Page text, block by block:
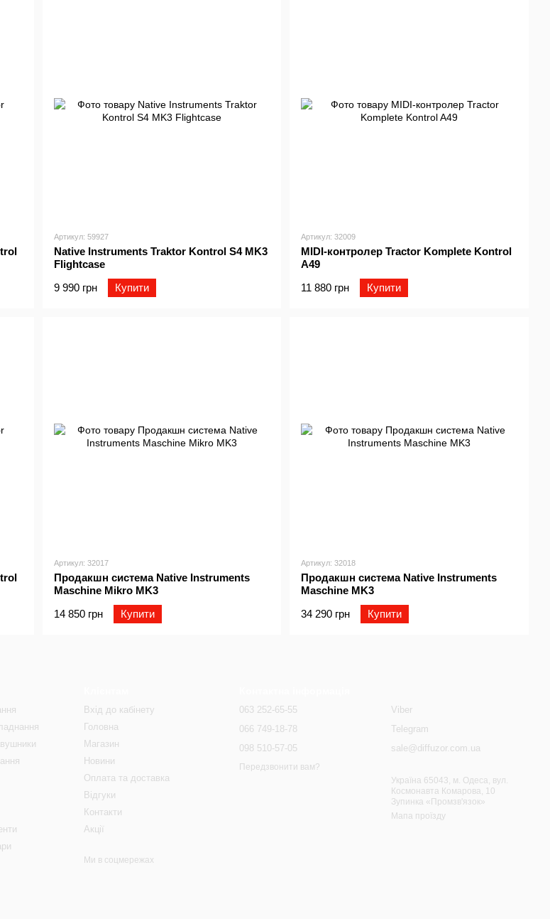
Артикул: 59927
Native Instruments Traktor Kontrol S4 MK3
Flightcase
9 990 грн
Купити
Артикул: 32009
MIDI-контролер Tractor Komplete Kontrol
A49
11 880 грн
Купити
Артикул: 32017
Продакшн система Native Instruments
Maschine Mikro MK3
14 850 грн
Купити
Артикул: 32018
Продакшн система Native Instruments
Maschine MK3
34 290 грн
Купити
Вхід до кабінету
Головна
Магазин
Новини
Оплата та доставка
Відгуки
Контакти
Акції
Ми в соцмережах
063 252-65-55
066 749-18-78
098 510-57-05
Передзвонити вам?
Viber
Telegram
sale@diffuzor.com.ua
Україна 65043, м. Одеса, вул.
Космонавта Комарова, 10
Зупинка «Промзв'язок»
Мапа проїзду